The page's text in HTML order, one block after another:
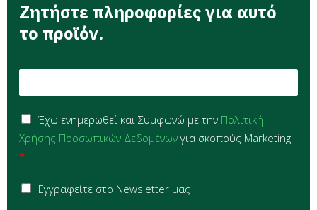
Ζητήστε πληροφορίες για αυτό
το προϊόν.
E
i
l
*
G
D
P
R
g
Έχω ενημερωθεί και Συμφωνώ με την Πολιτική
Χρήσης Προσωπικών Δεδομένωνγια σκοπούς Marketing
*
S
Εγγραφείτε στο Newsletter μας